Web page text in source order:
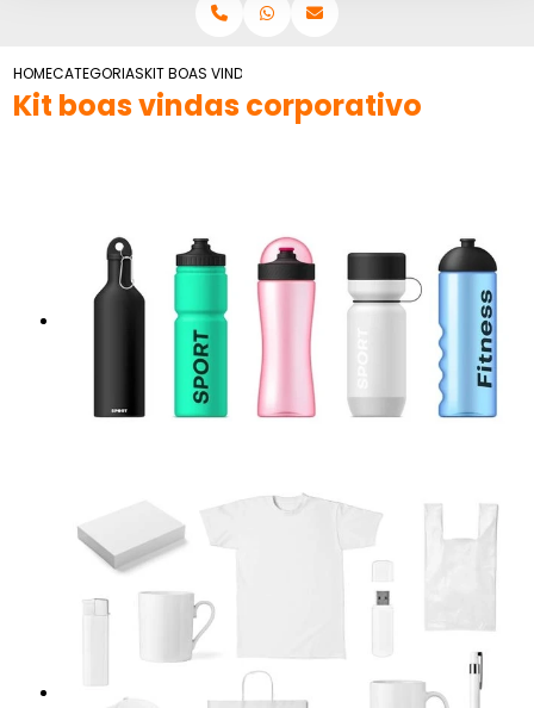
HOMECATEGORIASKIT BOAS VINDAS CORPORATIVO
Kit boas vindas corporativo